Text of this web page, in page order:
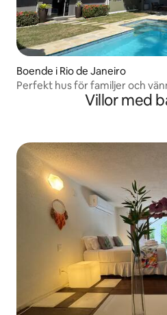
Boende i Rio de Janeiro
Perfekt hus för familjer och
Villor med